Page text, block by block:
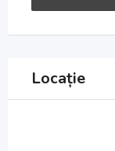
Locație